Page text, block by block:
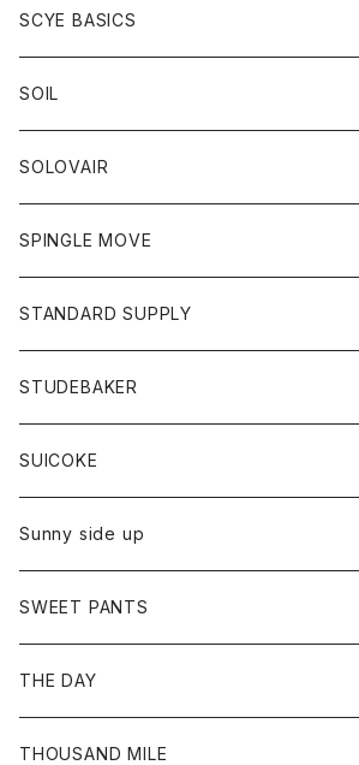
ボトム
ワンピース
パーカー
Tシャツ
トップス
Tシャツ
トレーナー
ボトム
ショートパンツ
スカート
レディース
スカート
Tシャツ
アクセサリー
バック
靴
アウター
カーディガン
コート
グッズ
ネクタイ
グローブ
アクセサリー
トップス
カットソー
カーディガン
ボトム
ショートパンツ
パンツ
レディース
カットソー
カーディガン
SCYE BASICS
ボトム
ジーンズ
チノパン
トップス
ポロシャツ
ベスト
靴
SOIL
靴
ワンピース
トップス
カットソー
ボトム
パンツ
オーバーオール
SOLOVAIR
SPINGLE MOVE
STANDARD SUPPLY
財布
バッグ
STUDEBAKER
アクセサリー
ブレスレット
リング
SUICOKE
ブーツ
サンダル
Sunny side up
アウター
Ｇジャン
ボトム
ジーンズ
SWEET PANTS
ボトム
ショートパンツ
THE DAY
トップス
THOUSAND MILE